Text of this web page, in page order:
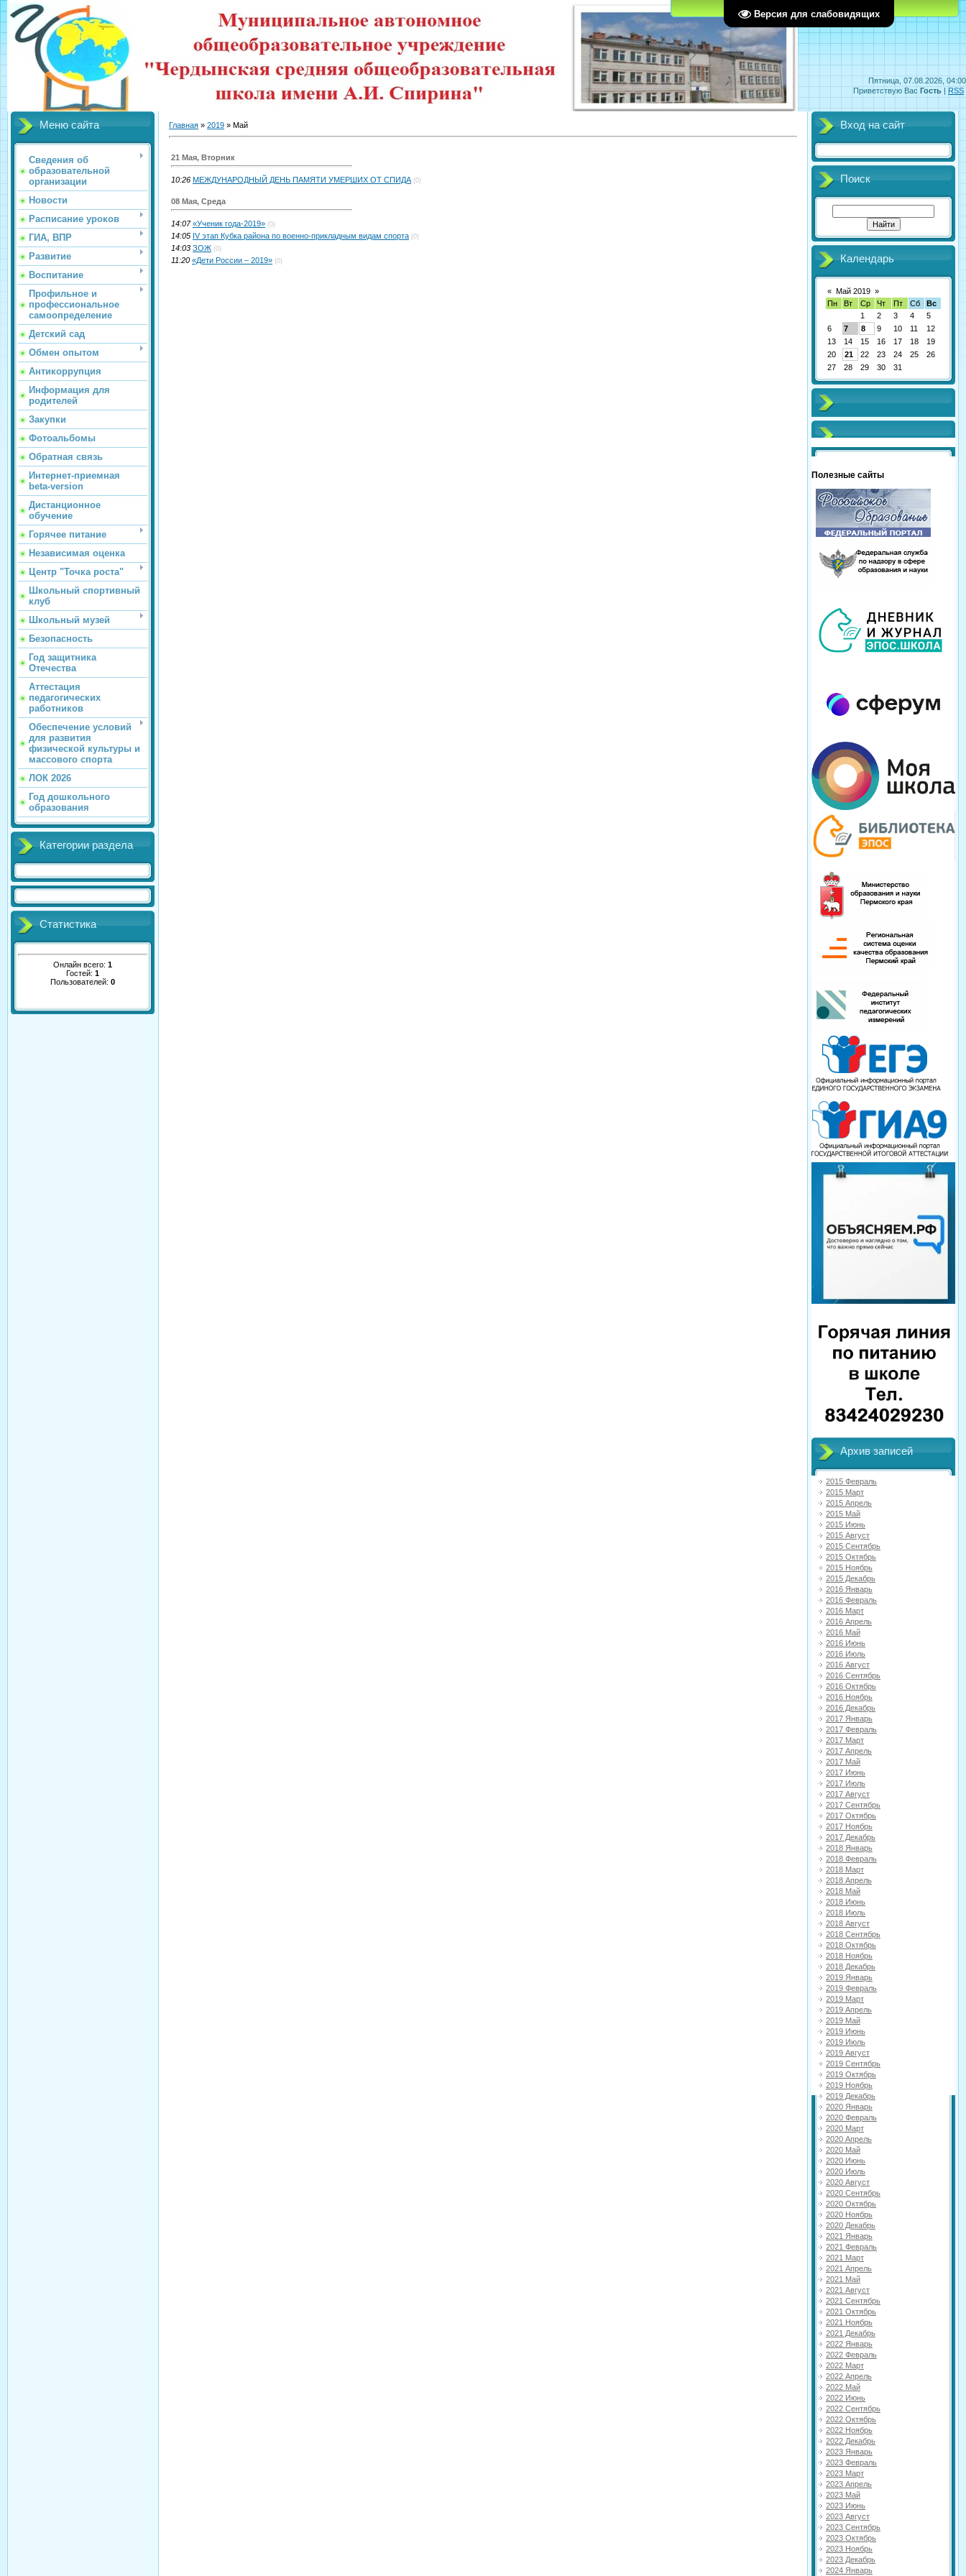
Версия для слабовидящих
Пятница, 07.08.2026, 04:00
Приветствую Вас Гость | RSS
Меню сайта
Сведения об
образовательной
организации
Новости
Расписание уроков
ГИА, ВПР
Развитие
Воспитание
Профильное и
профессиональное
самоопределение
Детский сад
Обмен опытом
Антикоррупция
Информация для
родителей
Закупки
Фотоальбомы
Обратная связь
Интернет-приемная
beta-version
Дистанционное
обучение
Горячее питание
Независимая оценка
Центр "Точка роста"
Школьный спортивный
клуб
Школьный музей
Безопасность
Год защитника
Отечества
Аттестация
педагогических
работников
Обеспечение условий
для развития
физической культуры и
массового спорта
ЛОК 2026
Год дошкольного
образования
Категории раздела
Статистика
Онлайн всего: 1
Гостей: 1
Пользователей: 0
Главная » 2019 » Май
21 Мая, Вторник
10:26 МЕЖДУНАРОДНЫЙ ДЕНЬ ПАМЯТИ УМЕРШИХ ОТ СПИДА (0)
08 Мая, Среда
14:07 «Ученик года-2019» (0)
14:05 IV этап Кубка района по военно-прикладным видам спорта (0)
14:03 ЗОЖ (0)
11:20 «Дети России – 2019» (0)
Вход на сайт
Поиск
Календарь
« Май 2019 »
Пн
Вт Ср Чт Пт Сб
Вс
1
2 3 4
5
6
7 8 9 10 11
12
13
14 15 16 17 18
19
20
21 22 23 24 25
26
27
28 29 30 31
Полезные сайты
Архив записей
2015 Февраль
2015 Март
2015 Апрель
2015 Май
2015 Июнь
2015 Август
2015 Сентябрь
2015 Октябрь
2015 Ноябрь
2015 Декабрь
2016 Январь
2016 Февраль
2016 Март
2016 Апрель
2016 Май
2016 Июнь
2016 Июль
2016 Август
2016 Сентябрь
2016 Октябрь
2016 Ноябрь
2016 Декабрь
2017 Январь
2017 Февраль
2017 Март
2017 Апрель
2017 Май
2017 Июнь
2017 Июль
2017 Август
2017 Сентябрь
2017 Октябрь
2017 Ноябрь
2017 Декабрь
2018 Январь
2018 Февраль
2018 Март
2018 Апрель
2018 Май
2018 Июнь
2018 Июль
2018 Август
2018 Сентябрь
2018 Октябрь
2018 Ноябрь
2018 Декабрь
2019 Январь
2019 Февраль
2019 Март
2019 Апрель
2019 Май
2019 Июнь
2019 Июль
2019 Август
2019 Сентябрь
2019 Октябрь
2019 Ноябрь
2019 Декабрь
2020 Январь
2020 Февраль
2020 Март
2020 Апрель
2020 Май
2020 Июнь
2020 Июль
2020 Август
2020 Сентябрь
2020 Октябрь
2020 Ноябрь
2020 Декабрь
2021 Январь
2021 Февраль
2021 Март
2021 Апрель
2021 Май
2021 Август
2021 Сентябрь
2021 Октябрь
2021 Ноябрь
2021 Декабрь
2022 Январь
2022 Февраль
2022 Март
2022 Апрель
2022 Май
2022 Июнь
2022 Сентябрь
2022 Октябрь
2022 Ноябрь
2022 Декабрь
2023 Январь
2023 Февраль
2023 Март
2023 Апрель
2023 Май
2023 Июнь
2023 Август
2023 Сентябрь
2023 Октябрь
2023 Ноябрь
2023 Декабрь
2024 Январь